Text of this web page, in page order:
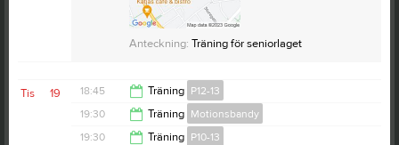
Anteckning: Träning för seniorlaget
19
Tis 18:45 Träning P12-13
21:00
19:30 Träning Motionsbandy
19:30 Träning P10-13